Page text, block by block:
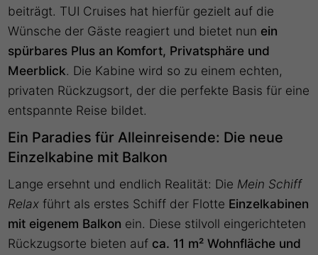
beiträgt. TUI Cruises hat hierfür gezielt auf die
Wünsche der Gäste reagiert und bietet nun ein
spürbares Plus an Komfort, Privatsphäre und
Meerblick. Die Kabine wird so zu einem echten,
privaten Rückzugsort, der die perfekte Basis für eine
entspannte Reise bildet.
Ein Paradies für Alleinreisende: Die neue
Einzelkabine mit Balkon
Lange ersehnt und endlich Realität: Die Mein Schiff
Relax führt als erstes Schiff der Flotte Einzelkabinen
mit eigenem Balkon ein. Diese stilvoll eingerichteten
Rückzugsorte bieten auf ca. 11 m² Wohnfläche und